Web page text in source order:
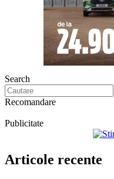
Search
Recomandare
Publicitate
Articole recente